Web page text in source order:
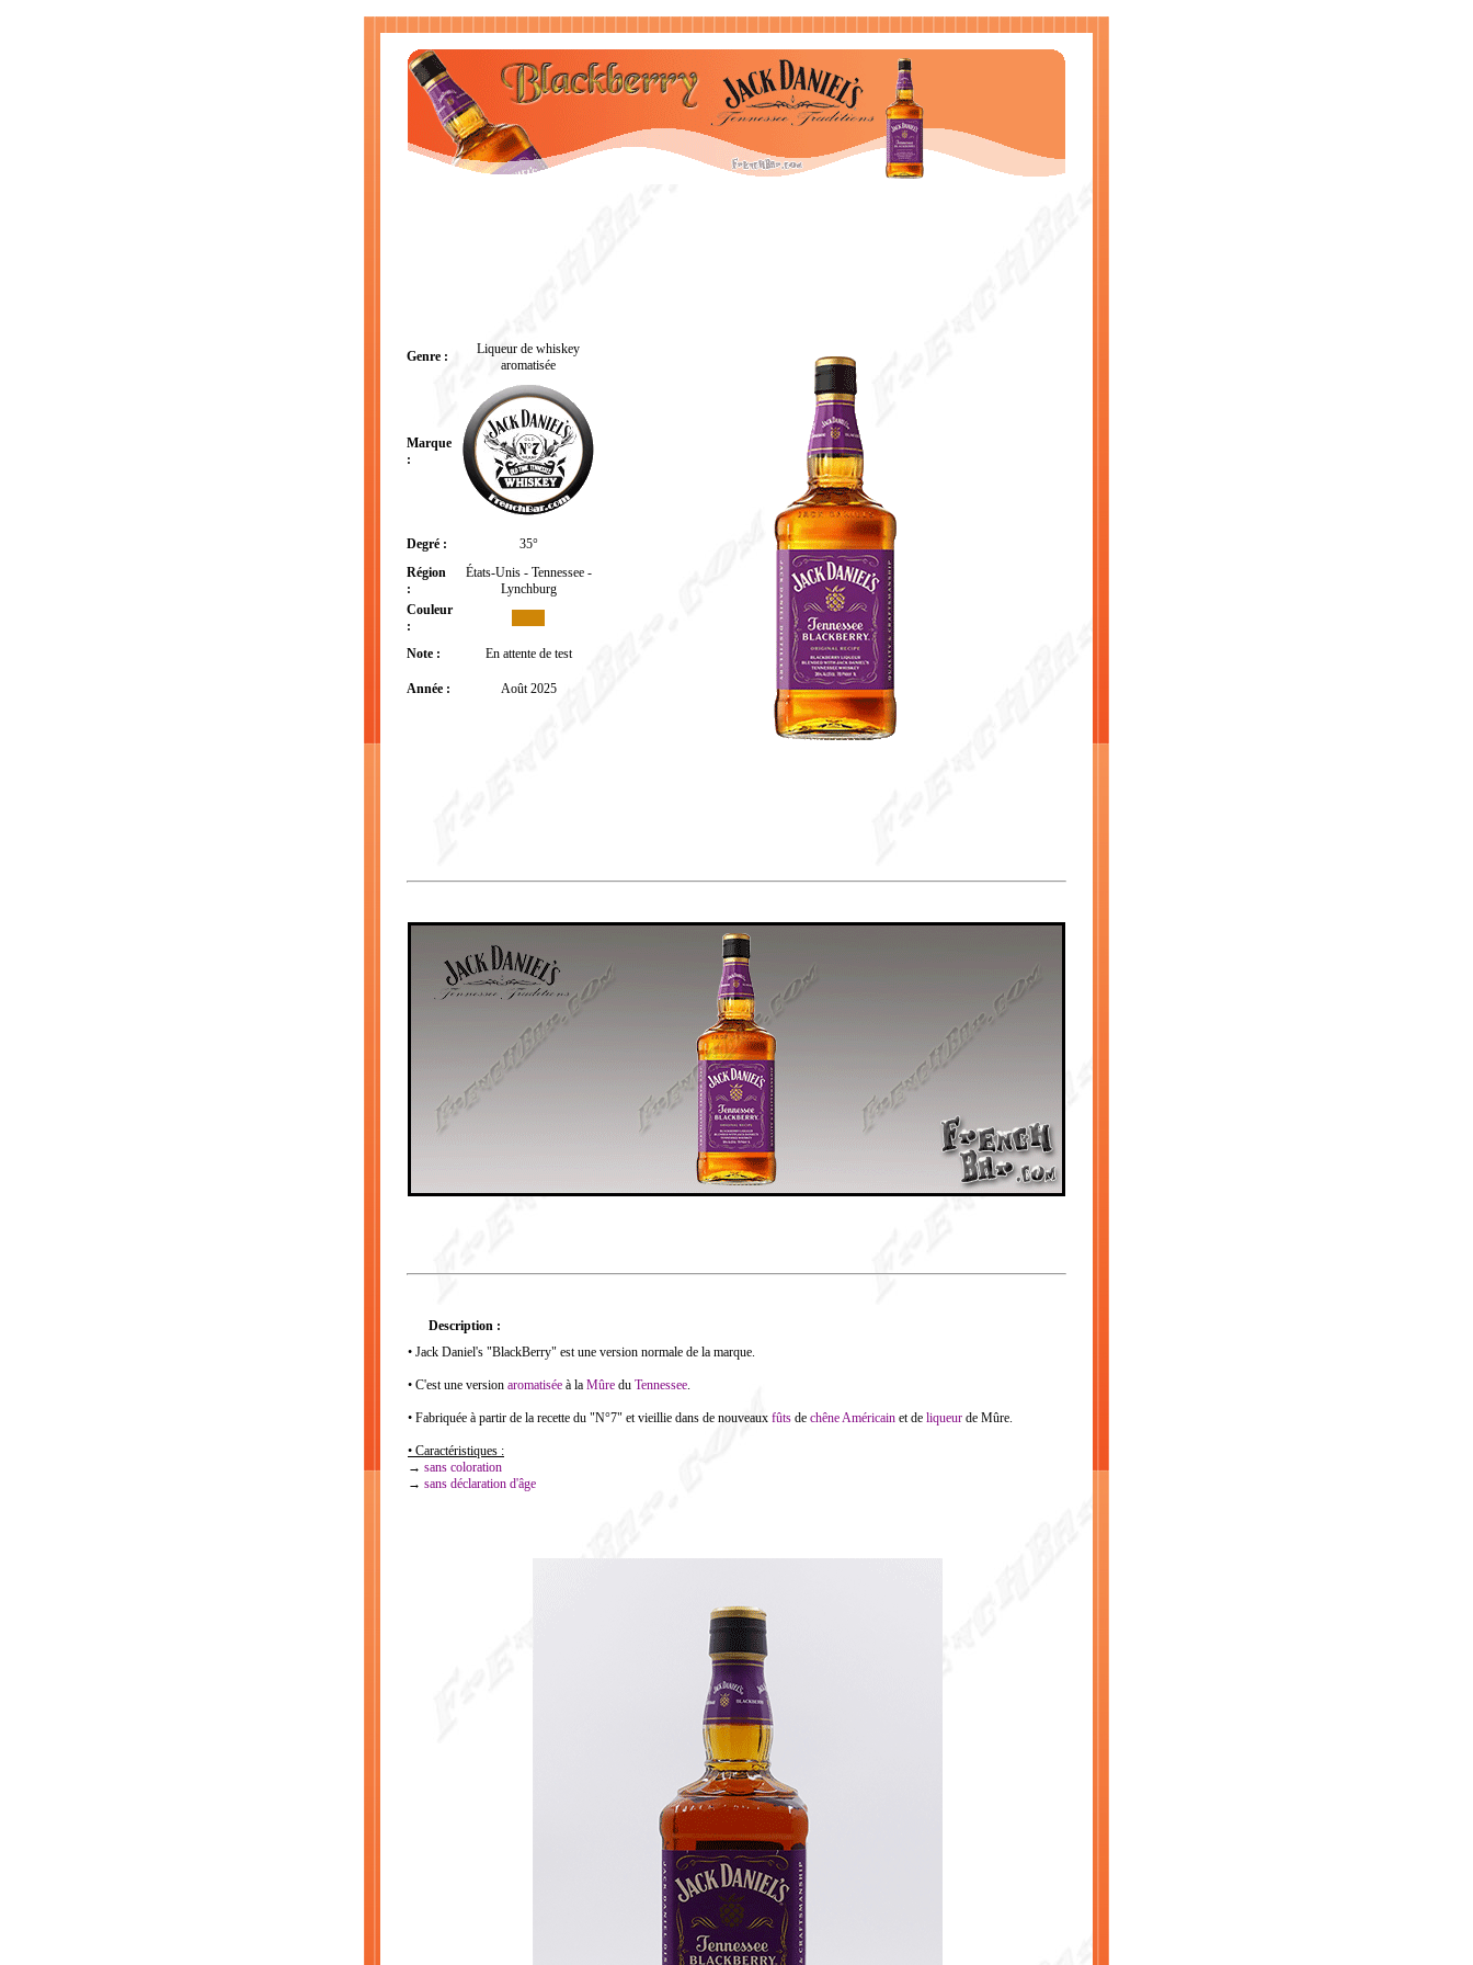
Genre :
Liqueur de whiskey
aromatisée
Marque
:
Degré :
35°
Région
:
États-Unis - Tennessee -
Lynchburg
Couleur
:
Note :
En attente de test
Année : Août 2025
Description :
• Jack Daniel's "BlackBerry" est une version normale de la marque.
• C'est une version aromatisée à la Mûre du Tennessee.
• Fabriquée à partir de la recette du "N°7" et vieillie dans de nouveaux fûts de chêneAméricain et de liqueur de Mûre.
• Caractéristiques :
→ sans coloration
→ sans déclaration d'âge